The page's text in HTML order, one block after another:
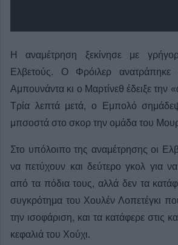
Η αναμέτρηση ξεκίνησε με
Ελβετούς. Ο Φρόιλερ
Αμπουνάντα κι ο Μαρτίνεθ έδειξε την
Τρία λεπτά μετά, ο Εμπολό
μπσοστά στο σκορ την ομάδα του
Στο υπόλοιπο της αναμέτρησης οι
να πετύχουν και δεύτερο γκολ για
από τα πόδια τους, αλλά δεν τα
συγκρότημα του Χουλέν Λοπετέγκι
την ισοφάριση, και τα κατάφερε στις
κεφαλιά του Χούχι.